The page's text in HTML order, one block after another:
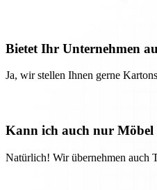
Bietet Ihr Unternehmen
Ja, wir stellen Ihnen gerne
Kann ich auch nur Möbel
Natürlich! Wir übernehmen auch